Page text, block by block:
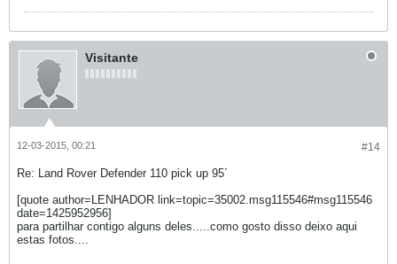
Visitante
#14
12-03-2015, 00:21
Re: Land Rover Defender 110 pick up 95´
[quote author=LENHADOR link=topic=35002.msg115546#msg115546
date=1425952956]
para partilhar contigo alguns deles.....como gosto disso deixo aqui
estas fotos....